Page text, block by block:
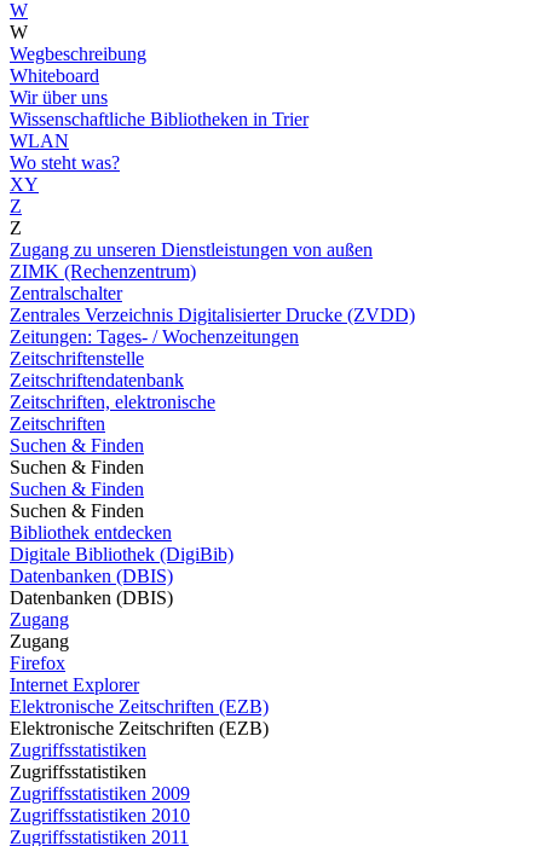
W
W
Wegbeschreibung
Whiteboard
Wir über uns
Wissenschaftliche Bibliotheken in Trier
WLAN
Wo steht was?
XY
Z
Z
Zugang zu unseren Dienstleistungen von außen
ZIMK (Rechenzentrum)
Zentralschalter
Zentrales Verzeichnis Digitalisierter Drucke (ZVDD)
Zeitungen: Tages- / Wochenzeitungen
Zeitschriftenstelle
Zeitschriftendatenbank
Zeitschriften, elektronische
Zeitschriften
Suchen & Finden
Suchen & Finden
Suchen & Finden
Suchen & Finden
Bibliothek entdecken
Digitale Bibliothek (DigiBib)
Datenbanken (DBIS)
Datenbanken (DBIS)
Zugang
Zugang
Firefox
Internet Explorer
Elektronische Zeitschriften (EZB)
Elektronische Zeitschriften (EZB)
Zugriffsstatistiken
Zugriffsstatistiken
Zugriffsstatistiken 2009
Zugriffsstatistiken 2010
Zugriffsstatistiken 2011